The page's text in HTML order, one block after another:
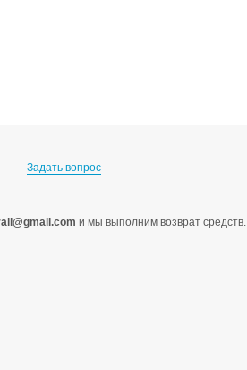
Задать вопрос
и мы выполним возврат средств.